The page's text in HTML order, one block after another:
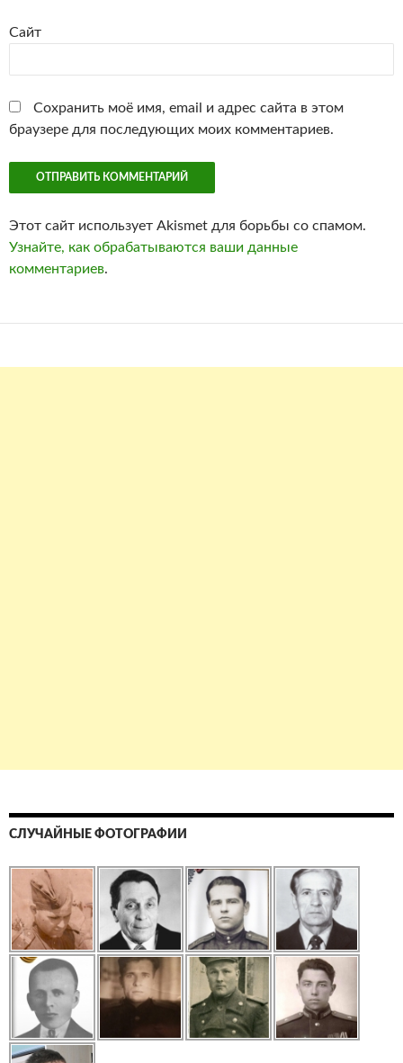
Сайт
Сохранить моё имя, email и адрес сайта в этом
браузере для последующих моих комментариев.
Этот сайт использует Akismet для борьбы со спамом.
Узнайте, как обрабатываются ваши данные
комментариев.
СЛУЧАЙНЫЕ ФОТОГРАФИИ